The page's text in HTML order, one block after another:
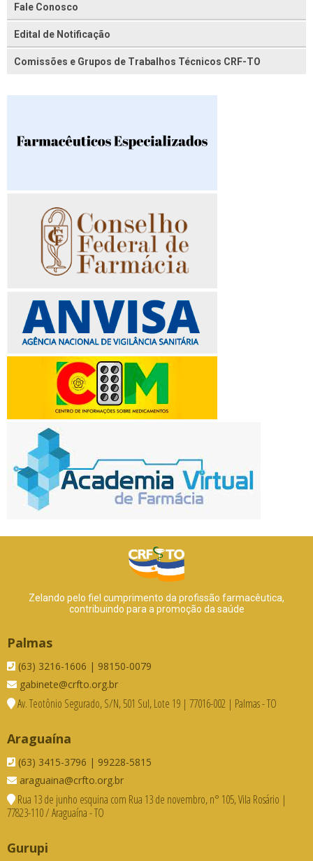
Fale Conosco
Edital de Notificação
Comissões e Grupos de Trabalhos Técnicos CRF-TO
Zelando pelo fiel cumprimento da profissão farmacêutica,
contribuindo para a promoção da saúde
Palmas
(63) 3216-1606 | 98150-0079
gabinete@crfto.org.br
Av. Teotônio Segurado, S/N, 501 Sul, Lote 19 | 77016-002 | Palmas - TO
Araguaína
(63) 3415-3796 | 99228-5815
araguaina@crfto.org.br
Rua 13 de junho esquina com Rua 13 de novembro, n° 105, Vila Rosário |
77823-110 / Araguaína - TO
Gurupi